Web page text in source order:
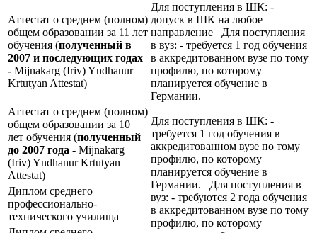
Аттестат о среднем (полном)
общем образовании за 11 лет
обучения (полученный в
2007 и последующих годах
- Mijnakarg (Iriv) Yndhanur
Krtutyan Attestat)
Для поступления в ШК: -
допуск в ШК на любое
направление Для поступления
в вуз: - требуется 1 год обучения
в аккредитованном вузе по тому
профилю, по которому
планируется обучение в
Германии.
Аттестат о среднем (полном)
общем образовании за 10
лет обучения (полученный
до 2007 года - Mijnakarg
(Iriv) Yndhanur Krtutyan
Attestat)
Для поступления в ШК: -
требуется 1 год обучения в
аккредитованном вузе по тому
профилю, по которому
планируется обучение в
Германии. Для поступления в
вуз: - требуются 2 года обучения
в аккредитованном вузе по тому
профилю, по которому
Диплом среднего
профессионально-
технического училища